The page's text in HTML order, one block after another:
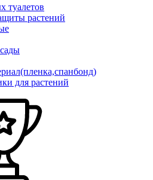
туалетов
растений
для растений